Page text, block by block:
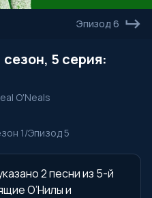
Эпизод 6
5 серия:
O'Neals
1/Эпизод 5
2 песни из 5-й
О’Нилы и